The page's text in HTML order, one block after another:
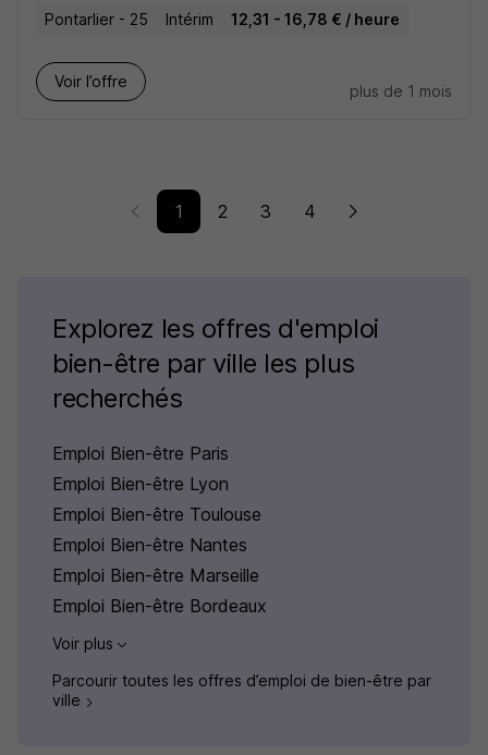
Pontarlier - 25 Intérim 12,31 - 16,78 € / heure
Voir l’offre
plus de 1 mois
1 2 3 4
Explorez les offres d'emploi
bien-être par ville les plus
recherchés
Emploi Bien-être Paris
Emploi Bien-être Lyon
Emploi Bien-être Toulouse
Emploi Bien-être Nantes
Emploi Bien-être Marseille
Emploi Bien-être Bordeaux
Voir plus
Parcourir toutes les offres d’emploi de bien-être par
ville